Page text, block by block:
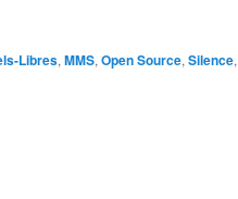
Libres,MMS,Open Source,Silence,